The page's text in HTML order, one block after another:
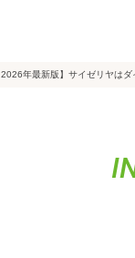
年最新版】サイゼリヤは